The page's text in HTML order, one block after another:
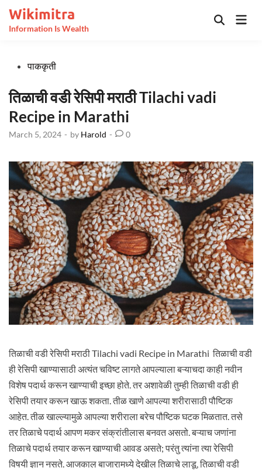
content
Wikimitra
Information Is Wealth
Open
Postedपाककृती
तिळाची वडी रेसिपी मराठी Tilachi vadi
Recipe in Marathi
March 5, 2024 - by Harold - 0
तिळाची वडी रेसिपी मराठी Tilachi vadi Recipe in Marathi तिळाची वडी
ही रेसिपी खाण्यासाठी अत्यंत चविष्ट लागते आपल्याला बऱ्याचदा काही नवीन
विशेष पदार्थ करून खाण्याची इच्छा होते. तर अशावेळी तुम्ही तिळाची वडी ही
रेसिपी तयार करून खाऊ शकता. तीळ खाणे आपल्या शरीरासाठी पौष्टिक
आहेत. तीळ खाल्ल्यामुळे आपल्या शरीराला बरेच पौष्टिक घटक मिळतात. तसे
तर तिळाचे पदार्थ आपण मकर संक्रांतीलास बनवत असतो. बऱ्याच जणांना
तिळाचे पदार्थ तयार करून खाण्याची आवड असते; परंतु त्यांना त्या रेसिपी
विषयी ज्ञान नसते. आजकाल बाजारामध्ये देखील तिळाचे लाडू, तिळाची वडी